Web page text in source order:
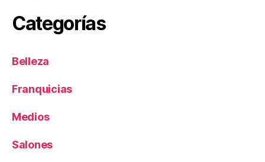
Categorías
Belleza
Franquicias
Medios
Salones